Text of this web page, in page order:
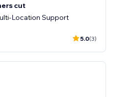
cut
Location Support
5.0(3)